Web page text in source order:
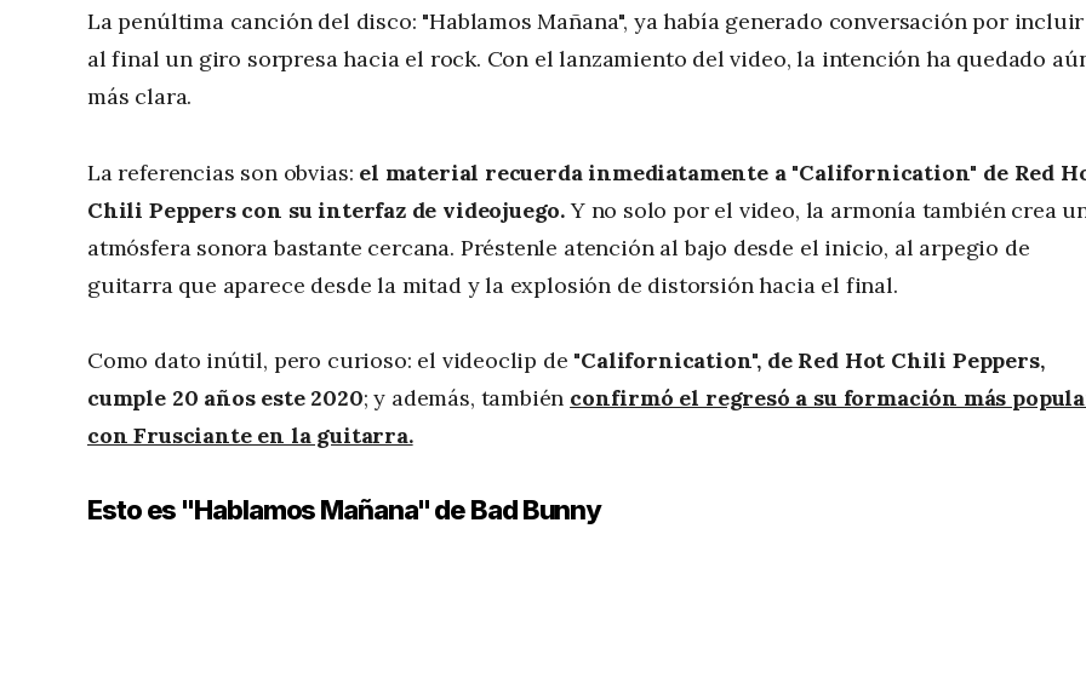
La penúltima canción del disco: "Hablamos Mañana", ya había generado conversación por incluir
al final un giro sorpresa hacia el rock. Con el lanzamiento del video, la intención ha quedado
más clara.
La referencias son obvias: el material recuerda inmediatamente a "Californication" de Red
Chili Peppers con su interfaz de videojuego.Y no solo por el video, la armonía también crea
atmósfera sonora bastante cercana. Préstenle atención al bajo desde el inicio, al arpegio de
guitarra que aparece desde la mitad y la explosión de distorsión hacia el final.
Como dato inútil, pero curioso: el videoclip de "Californication", de Red Hot Chili Peppers,
cumple 20 años este 2020; y además, también confirmó el regresó a su formación más
con Frusciante en la guitarra.
Esto es "Hablamos Mañana" de Bad Bunny